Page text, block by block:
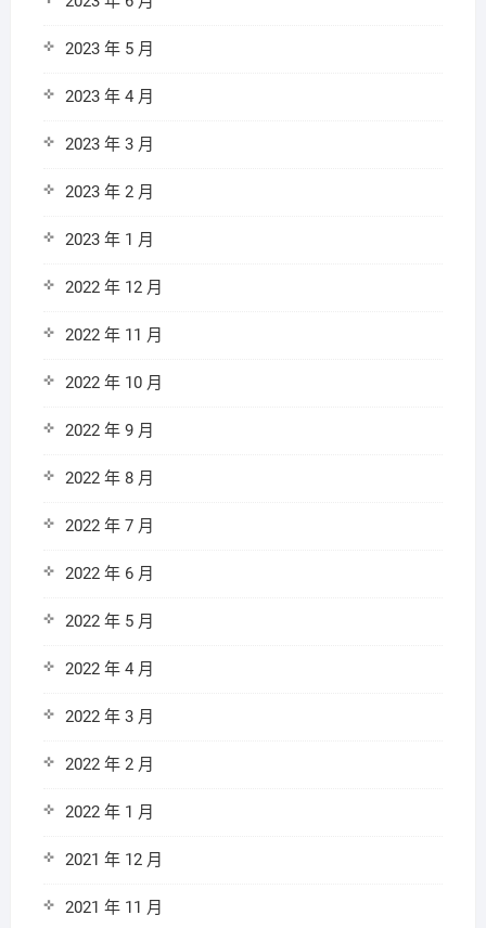
2023 年 5 月
2023 年 4 月
2023 年 3 月
2023 年 2 月
2023 年 1 月
2022 年 12 月
2022 年 11 月
2022 年 10 月
2022 年 9 月
2022 年 8 月
2022 年 7 月
2022 年 6 月
2022 年 5 月
2022 年 4 月
2022 年 3 月
2022 年 2 月
2022 年 1 月
2021 年 12 月
2021 年 11 月